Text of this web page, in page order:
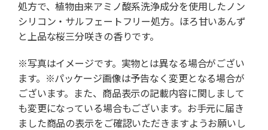
処方で、植物由来アミノ酸系洗浄成分を使用したノン
シリコン・サルフェートフリー処方。ほろ甘いあんず
と上品な桜三分咲きの香りです。
※写真はイメージです。実物とは異なる場合がござい
ます。※パッケージ画像は予告なく変更となる場合が
ございます。また、商品表示の記載内容に関しまして
も変更になっている場合もございます。お手元に届き
ました商品の表示をご確認いただきますようお願いし